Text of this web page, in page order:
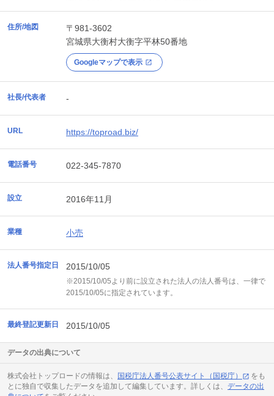
住所/地図
〒981-3602
宮城県大衡村大衡字平林50番地
Googleマップで表示
社長/代表者 -
URL https://toproad.biz/
電話番号 022-345-7870
設立 2016年11月
業種 小売
法人番号指定日 2015/10/05
※2015/10/05より前に設立された法人の法人番号は、一律で
2015/10/05に指定されています。
最終登記更新日 2015/10/05
データの出典について
株式会社トップロードの情報は、 国税庁法人番号公表サイト（国税庁）
をも
とに独自で収集したデータを追加して編集しています。詳しくは、 データの出